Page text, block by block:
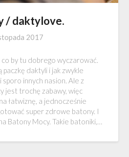
/ daktylove.
2017
co by tu dobrego wyczarować.
paczkę daktyli i jak zwykle
sporo innych nasion. Ale z
jest trochę zabawy, więc
łatwiznę, a jednocześnie
super zdrowe batony. I
Batony Mocy. Takie batoniki,…